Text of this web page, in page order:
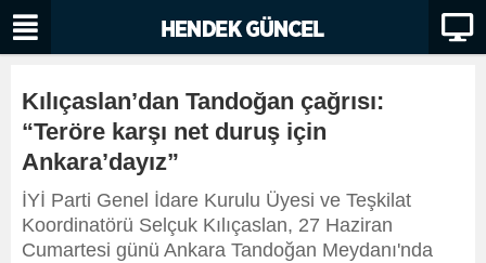
Kılıçaslan’dan Tandoğan çağrısı:
“Teröre karşı net duruş için
Ankara’dayız”
İYİ Parti Genel İdare Kurulu Üyesi ve Teşkilat
Koordinatörü Selçuk Kılıçaslan, 27 Haziran
Cumartesi günü Ankara Tandoğan Meydanı'nda